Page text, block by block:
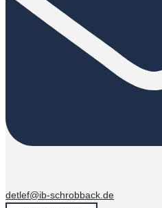
detlef@ib-schrobback.de